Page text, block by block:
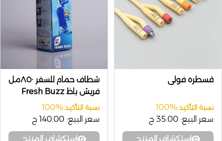
قسطره فولى
نسبة التأكيد:100%
سعر البيع: 35.00 ج
إستكشاف المنتج
شطاف حمام للسفر ٨٥٠مل
فريش باظ Fresh Buzz
نسبة التأكيد:100%
سعر البيع: 140.00 ج
إستكشاف المنتج